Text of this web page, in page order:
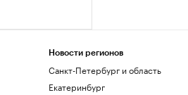
Новости регионов
Санкт-Петербург и область
Екатеринбург